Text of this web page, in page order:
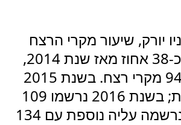
יורק, שיעור מקרי הרצח
בלונדון עלה בכ-38 אחוז מאז שנת 2014,
כנרשמו בעיר 94 מקרי רצח. בשנת 2015
היו 119 רציחות; בשנת 2016 נרשמו 109
ובשנת 2017 נרשמה עליה נוספת עם 134